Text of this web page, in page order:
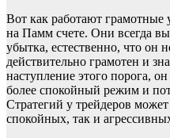
Вот как работают грамотные
на Памм счете. Они всегда
убытка, естественно, что он
действительно грамотен и
наступление этого порога,
более спокойный режим и
Стратегий у трейдеров
спокойных, так и